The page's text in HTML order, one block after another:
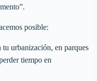
posible:
urbanización, en parques
tiempo en